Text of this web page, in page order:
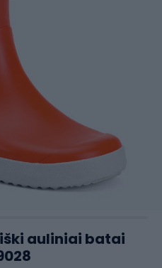
auliniai batai